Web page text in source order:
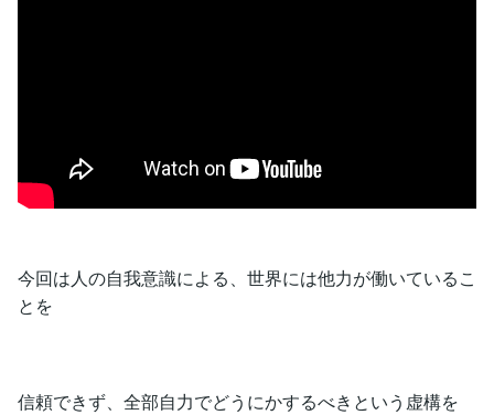
今回は人の自我意識による、世界には他力が働いているこ
とを
信頼できず、全部自力でどうにかするべきという虚構を